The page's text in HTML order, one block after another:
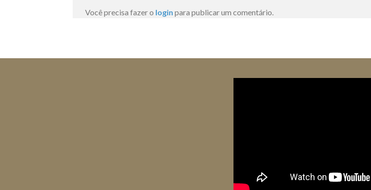
Você precisa fazer o login para publicar um comentário.